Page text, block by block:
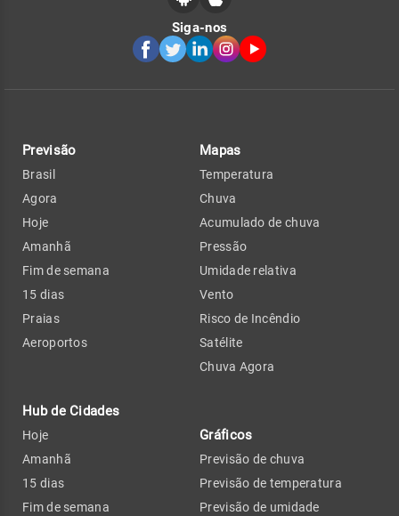
Siga-nos
Previsão
Brasil
Agora
Hoje
Amanhã
Fim de semana
15 dias
Praias
Aeroportos
Hub de Cidades
Hoje
Amanhã
15 dias
Fim de semana
Mapas
Temperatura
Chuva
Acumulado de chuva
Pressão
Umidade relativa
Vento
Risco de Incêndio
Satélite
Chuva Agora
Gráficos
Previsão de chuva
Previsão de temperatura
Previsão de umidade